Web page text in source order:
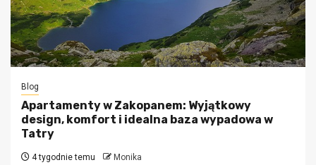
Blog
Apartamenty w Zakopanem: Wyjątkowy
design, komfort i idealna baza wypadowa w
Tatry
4 tygodnie temu Monika